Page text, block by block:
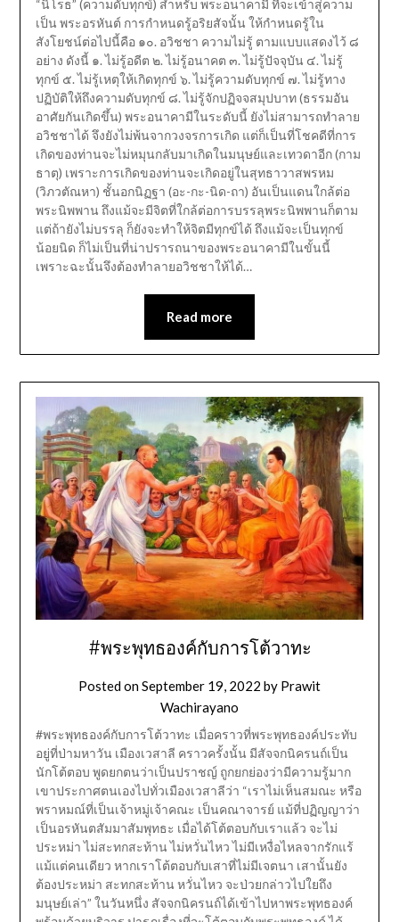
“นิโรธ” (ความดับทุกข์) สำหรับ พระอนาคามี ที่จะเข้าสู่ความ
เป็น พระอรหันต์ การกำหนดรู้อริยสัจนั้น ให้กำหนดรู้ใน
สังโยชน์ต่อไปนี้คือ ๑๐. อวิชชา ความไม่รู้ ตามแบบแสดงไว้ ๘
อย่าง ดังนี้ ๑. ไม่รู้อดีต ๒. ไม่รู้อนาคต ๓. ไม่รู้ปัจจุบัน ๔. ไม่รู้
ทุกข์ ๕. ไม่รู้เหตุให้เกิดทุกข์ ๖. ไม่รู้ความดับทุกข์ ๗. ไม่รู้ทาง
ปฏิบัติให้ถึงความดับทุกข์ ๘. ไม่รู้จักปฏิจจสมุปบาท (ธรรมอัน
อาศัยกันเกิดขึ้น) พระอนาคามีในระดับนี้ ยังไม่สามารถทำลาย
อวิชชาได้ จึงยังไม่พ้นจากวงจรการเกิด แต่ก็เป็นที่โชคดีที่การ
เกิดของท่านจะไม่หมุนกลับมาเกิดในมนุษย์และเทวดาอีก (กาม
ธาตุ) เพราะการเกิดของท่านจะเกิดอยู่ในสุทธาวาสพรหม
(วิภวตัณหา) ชั้นอกนิฏฐา (อะ-กะ-นิด-ถา) อันเป็นแดนใกล้ต่อ
พระนิพพาน ถึงแม้จะมีจิตที่ใกล้ต่อการบรรลุพระนิพพานก็ตาม
แต่ถ้ายังไม่บรรลุ ก็ยังจะทำให้จิตมีทุกข์ได้ ถึงแม้จะเป็นทุกข์
น้อยนิด ก็ไม่เป็นที่น่าปรารถนาของพระอนาคามีในขั้นนี้
เพราะฉะนั้นจึงต้องทำลายอวิชชาให้ได้…
Read more
#พระพุทธองค์กับการโต้วาทะ
Posted onSeptember 19, 2022 by Prawit
Wachirayano
#พระพุทธองค์กับการโต้วาทะ เมื่อคราวที่พระพุทธองค์ประทับ
อยู่ที่ป่ามหาวัน เมืองเวสาลี คราวครั้งนั้น มีสัจจกนิครนถ์เป็น
นักโต้ตอบ พูดยกตนว่าเป็นปราชญ์ ถูกยกย่องว่ามีความรู้มาก
เขาประกาศตนเองไปทั่วเมืองเวสาลีว่า “เราไม่เห็นสมณะ หรือ
พราหมณ์ที่เป็นเจ้าหมู่เจ้าคณะ เป็นคณาจารย์ แม้ที่ปฏิญญาว่า
เป็นอรหันตสัมมาสัมพุทธะ เมื่อได้โต้ตอบกับเราแล้ว จะไม่
ประหม่า ไม่สะทกสะท้าน ไม่หวั่นไหว ไม่มีเหงื่อไหลจากรักแร้
แม้แต่คนเดียว หากเราโต้ตอบกับเสาที่ไม่มีเจตนา เสานั้นยัง
ต้องประหม่า สะทกสะท้าน หวั่นไหว จะป่วยกล่าวไปใยถึง
มนุษย์เล่า” ในวันหนึ่ง สัจจกนิครนถ์ได้เข้าไปหาพระพุทธองค์